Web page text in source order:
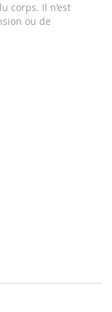
corps. Il n’est
ou de